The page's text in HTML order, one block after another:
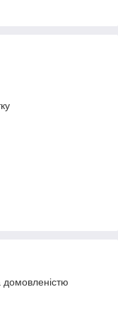
домовленістю